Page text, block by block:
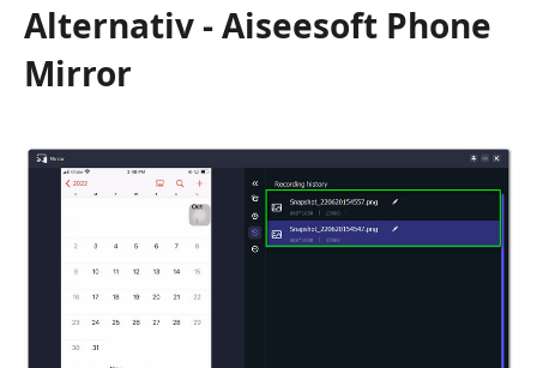
Alternativ - Aiseesoft Phone
Mirror